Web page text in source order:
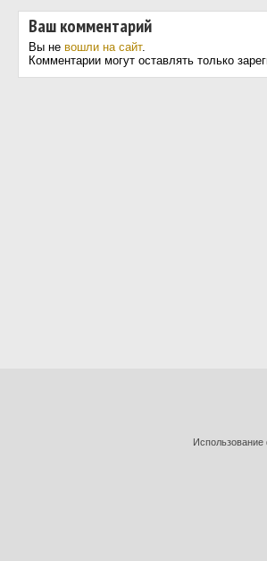
Ваш комментарий
Вы не вошли на сайт.
Комментарии могут оставлять только
Использование